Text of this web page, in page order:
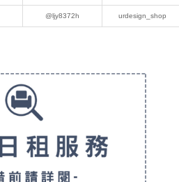
@ljy8372h urdesign_shop